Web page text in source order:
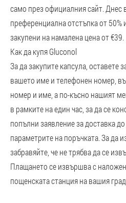
само през официалния сайт. Днес
преференциална отстъпка от 50%
закупени на намалена цена от €39.
Как да купя Gluconol
За да закупите капсула, оставете
вашето име и телефонен номер,
номер и име, а по-късно нашият
в рамките на един час, за да се
попълни заявление за доставка
параметрите на поръчката. За да
забравяйте, че не трябва да се
Плащането се извършва с
пощенската станция на вашия